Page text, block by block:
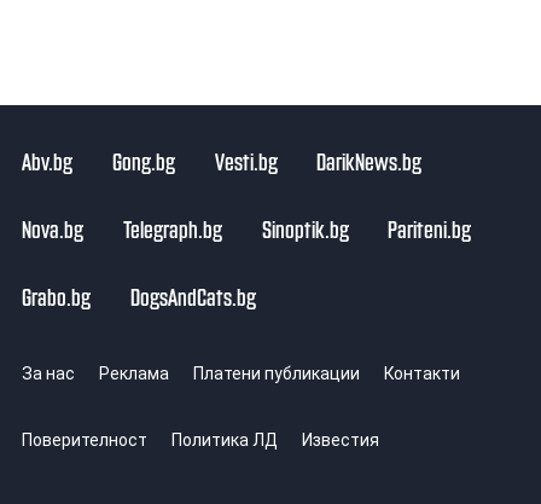
Abv.bg Gong.bg Vesti.bg DarikNews.bg
Nova.bg Telegraph.bg Sinoptik.bg Pariteni.bg
Grabo.bg DogsAndCats.bg
За нас Реклама Платени публикации Контакти
Поверителност Политика ЛД Известия